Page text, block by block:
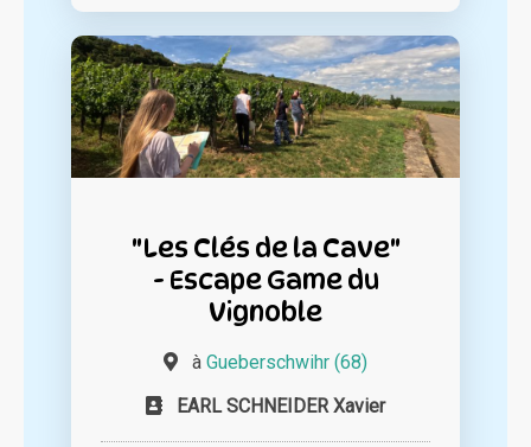
"Les Clés de la Cave"
- Escape Game du
Vignoble
à Gueberschwihr (68)
EARL SCHNEIDER Xavier